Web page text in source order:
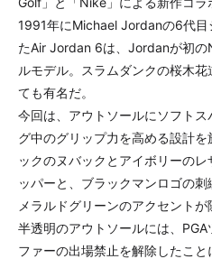
1991年にMichael Jordanの6代目
たAir Jordan 6は、Jordanが初の
ルモデル。スラムダンクの桜木
ても有名だ。
今回は、アウトソールにソフト
グ中のグリップ力を高める設計
ックのヌバックとアイボリーの
ッパーと、ブラックマンロゴの
メラルドグリーンのアクセントが
半透明のアウトソールには、
ファーの出場禁止を解除したこ